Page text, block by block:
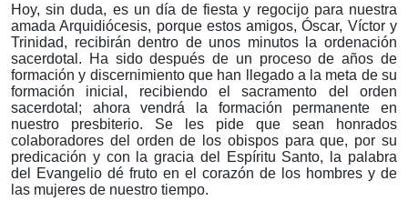
Hoy, sin duda, es un día de fiesta y regocijo para nuestra
amada Arquidiócesis, porque estos amigos, Óscar, Víctor y
Trinidad, recibirán dentro de unos minutos la ordenación
sacerdotal. Ha sido después de un proceso de años de
formación y discernimiento que han llegado a la meta de su
formación inicial, recibiendo el sacramento del orden
sacerdotal; ahora vendrá la formación permanente en
nuestro presbiterio. Se les pide que sean honrados
colaboradores del orden de los obispos para que, por su
predicación y con la gracia del Espíritu Santo, la palabra
del Evangelio dé fruto en el corazón de los hombres y de
las mujeres de nuestro tiempo.